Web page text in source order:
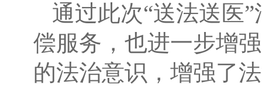
通过此次“送法送医
偿服务，也进一步增
的法治意识，增强了